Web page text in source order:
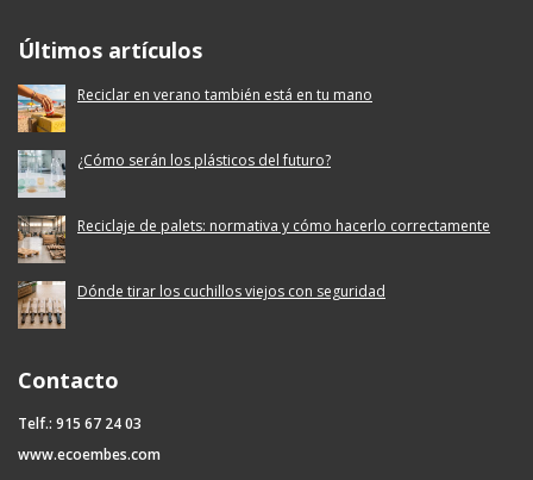
Últimos artículos
Reciclar en verano también está en tu mano
¿Cómo serán los plásticos del futuro?
Reciclaje de palets: normativa y cómo hacerlo correctamente
Dónde tirar los cuchillos viejos con seguridad
Contacto
Telf.: 915 67 24 03
www.ecoembes.com